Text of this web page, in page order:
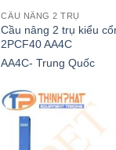
CẦU NÂNG 2 TRỤ
Cầu nâng 2 trụ kiểu
2PCF40 AA4C
AA4C- Trung Quốc